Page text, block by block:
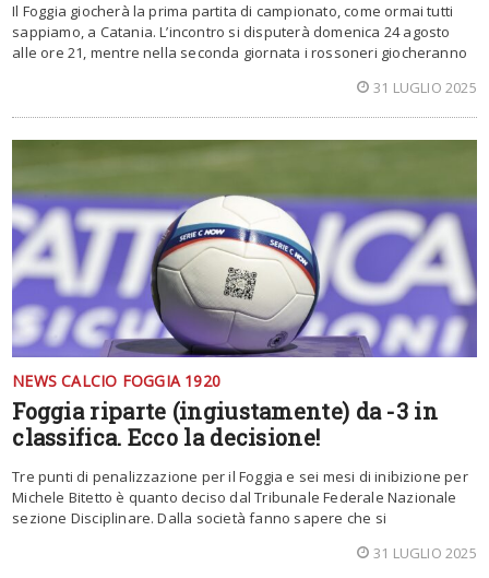
Il Foggia giocherà la prima partita di campionato, come ormai tutti
sappiamo, a Catania. L’incontro si disputerà domenica 24 agosto
alle ore 21, mentre nella seconda giornata i rossoneri giocheranno
31 LUGLIO 2025
NEWS CALCIO FOGGIA 1920
Foggia riparte (ingiustamente) da -3 in
classifica. Ecco la decisione!
Tre punti di penalizzazione per il Foggia e sei mesi di inibizione per
Michele Bitetto è quanto deciso dal Tribunale Federale Nazionale
sezione Disciplinare. Dalla società fanno sapere che si
31 LUGLIO 2025